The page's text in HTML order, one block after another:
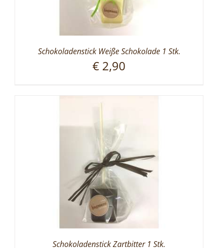
Schokoladenstick Weiße Schokolade 1 Stk.
€ 2,90
Schokoladenstick Zartbitter 1 Stk.